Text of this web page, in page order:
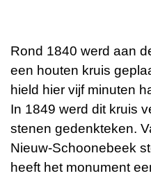
Rond 1840 werd aan
een houten kruis
hield hier vijf minuten
In 1849 werd dit kruis
stenen gedenkteken.
Nieuw-Schoonebeek
heeft het monument